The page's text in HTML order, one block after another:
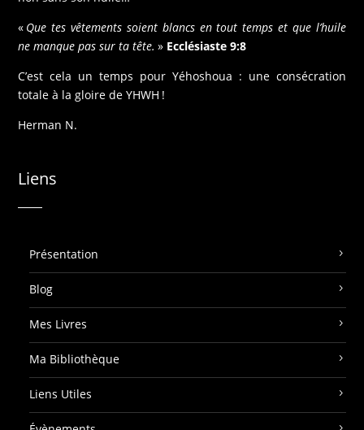
« Que tes vêtements soient blancs en tout temps et que l’huile
ne manque pas sur ta tête. » Ecclésiaste 9:8
C’est cela un temps pour Yéhoshoua : une consécration
totale à la gloire de YHWH !
Herman N.
Liens
Présentation
Blog
Mes Livres
Ma Bibliothèque
Liens Utiles